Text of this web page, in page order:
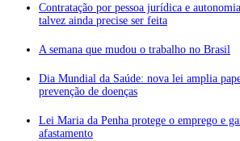
Contratação por pessoa jurídica e
talvez ainda precise ser feita
A semana que mudou o trabalho no Brasil
Dia Mundial da Saúde: nova lei amplia
prevenção de doenças
Lei Maria da Penha protege o emprego e
afastamento